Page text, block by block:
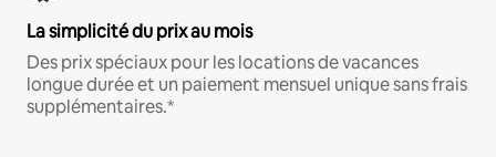
La simplicité du prix au mois
Des prix spéciaux pour les locations de vacances
longue durée et un paiement mensuel unique sans frais
supplémentaires.*